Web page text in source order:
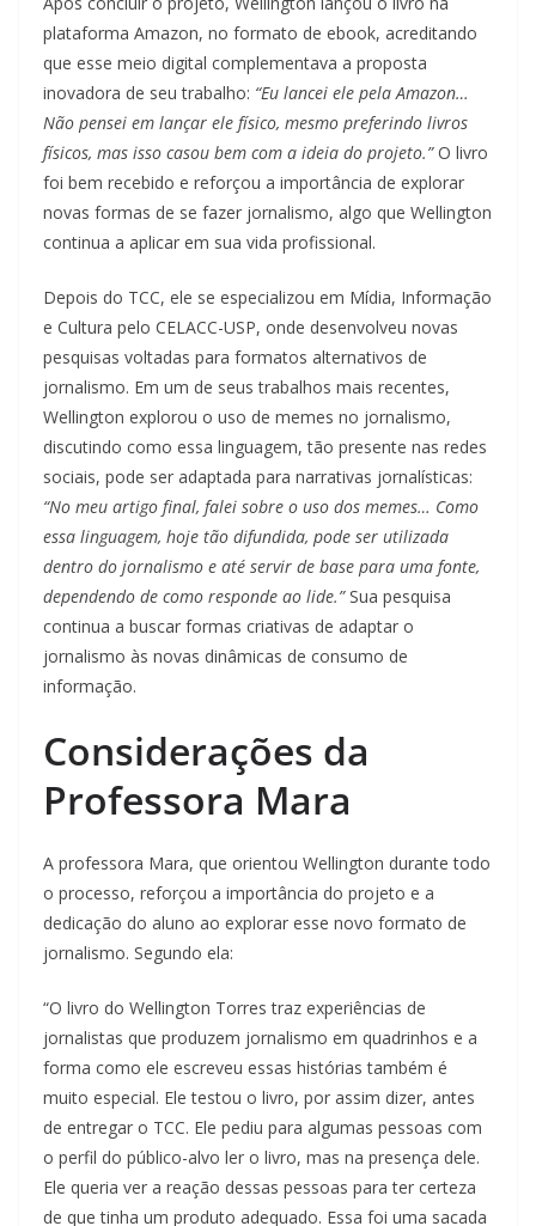
plataforma Amazon, no formato de ebook, acreditando
que esse meio digital complementava a proposta
inovadora de seu trabalho: “Eu lancei ele pela Amazon…
Não pensei em lançar ele físico, mesmo preferindo livros
físicos, mas isso casou bem com a ideia do projeto.”O livro
foi bem recebido e reforçou a importância de explorar
novas formas de se fazer jornalismo, algo que Wellington
continua a aplicar em sua vida profissional.
Depois do TCC, ele se especializou em Mídia, Informação
e Cultura pelo CELACC-USP, onde desenvolveu novas
pesquisas voltadas para formatos alternativos de
jornalismo. Em um de seus trabalhos mais recentes,
Wellington explorou o uso de memes no jornalismo,
discutindo como essa linguagem, tão presente nas redes
sociais, pode ser adaptada para narrativas jornalísticas:
“No meu artigo final, falei sobre o uso dos memes… Como
essa linguagem, hoje tão difundida, pode ser utilizada
dentro do jornalismo e até servir de base para uma fonte,
dependendo de como responde ao lide.”Sua pesquisa
continua a buscar formas criativas de adaptar o
jornalismo às novas dinâmicas de consumo de
informação.
Considerações da
Professora Mara
A professora Mara, que orientou Wellington durante todo
o processo, reforçou a importância do projeto e a
dedicação do aluno ao explorar esse novo formato de
jornalismo. Segundo ela:
“O livro do Wellington Torres traz experiências de
jornalistas que produzem jornalismo em quadrinhos e a
forma como ele escreveu essas histórias também é
muito especial. Ele testou o livro, por assim dizer, antes
de entregar o TCC. Ele pediu para algumas pessoas com
o perfil do público-alvo ler o livro, mas na presença dele.
Ele queria ver a reação dessas pessoas para ter certeza
de que tinha um produto adequado. Essa foi uma sacada